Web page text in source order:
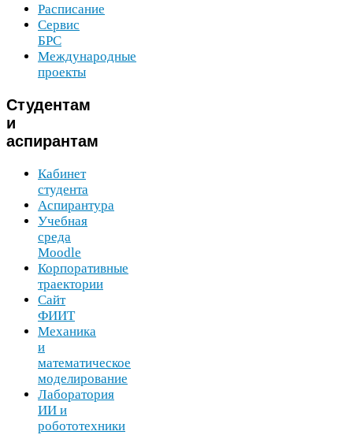
Расписание
Сервис
БРС
Международные
проекты
Студентам
и
аспирантам
Кабинет
студента
Аспирантура
Учебная
среда
Moodle
Корпоративные
траектории
Сайт
ФИИТ
Механика
и
математическое
моделирование
Лаборатория
ИИ и
робототехники